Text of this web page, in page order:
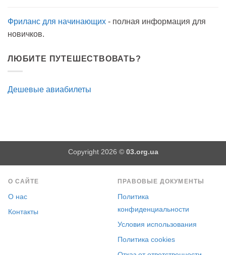
Фриланс для начинающих - полная информация для
новичков.
ЛЮБИТЕ ПУТЕШЕСТВОВАТЬ?
Дешевые авиабилеты
Copyright 2026 © 03.org.ua
О САЙТЕ
О нас
Контакты
ПРАВОВЫЕ ДОКУМЕНТЫ
Политика
конфиденциальности
Условия использования
Политика cookies